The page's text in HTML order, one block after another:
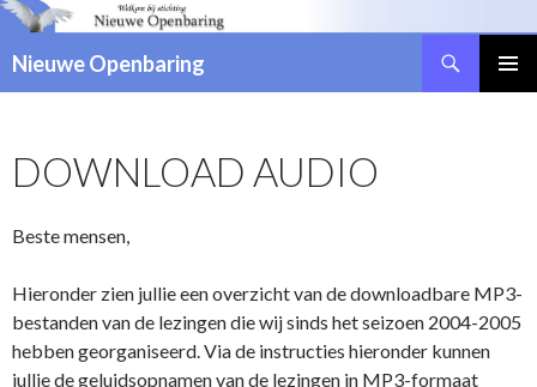
Nieuwe Openbaring
SPRINGEN
DOWNLOAD AUDIO
Beste mensen,
Hieronder zien jullie een overzicht van de downloadbare MP3-
bestanden van de lezingen die wij sinds het seizoen 2004-2005
hebben georganiseerd. Via de instructies hieronder kunnen
jullie de geluidsopnamen van de lezingen in MP3-formaat